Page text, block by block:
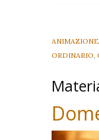
ORDINARIO